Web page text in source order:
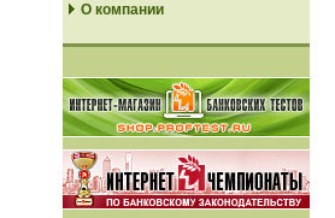
О компании